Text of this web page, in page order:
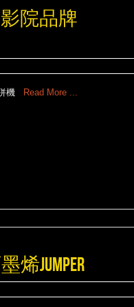
影院品牌
機 Read More ...
JUMPER